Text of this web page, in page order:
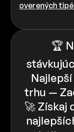
overených
🏆
trhu —
🚀 Získaj